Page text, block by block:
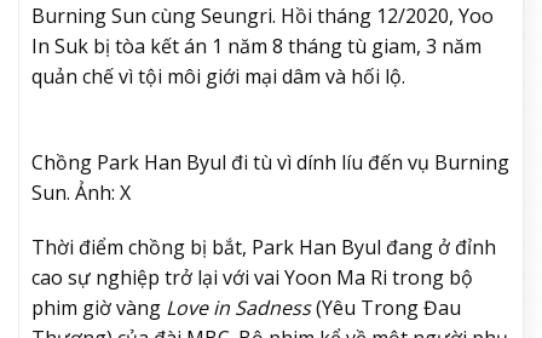
Burning Sun cùng Seungri. Hồi tháng 12/2020, Yoo
In Suk bị tòa kết án 1 năm 8 tháng tù giam, 3 năm
quản chế vì tội môi giới mại dâm và hối lộ.
Chồng Park Han Byul đi tù vì dính líu đến vụ Burning
Sun. Ảnh: X
Thời điểm chồng bị bắt, Park Han Byul đang ở đỉnh
cao sự nghiệp trở lại với vai Yoon Ma Ri trong bộ
phim giờ vàng Love in Sadness(Yêu Trong Đau